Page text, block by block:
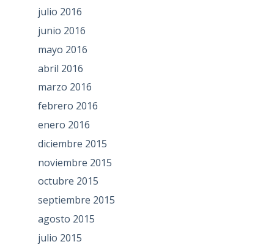
julio 2016
junio 2016
mayo 2016
abril 2016
marzo 2016
febrero 2016
enero 2016
diciembre 2015
noviembre 2015
octubre 2015
septiembre 2015
agosto 2015
julio 2015